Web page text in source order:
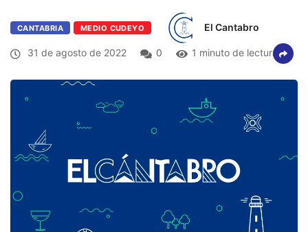
CANTABRIA MEDIO CUDEYO El Cantabro
31 de agosto de 2022 0 1 minuto de lectura